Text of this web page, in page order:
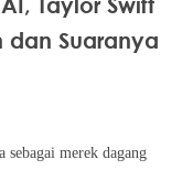
Taylor Swift
dan Suaranya
merek dagang